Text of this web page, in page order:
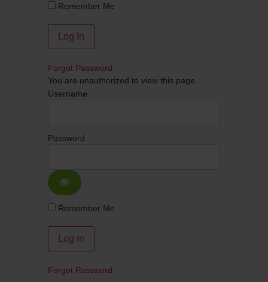
Remember Me
Forgot Password
You are unauthorized to view this page.
Username
Password
Remember Me
Forgot Password